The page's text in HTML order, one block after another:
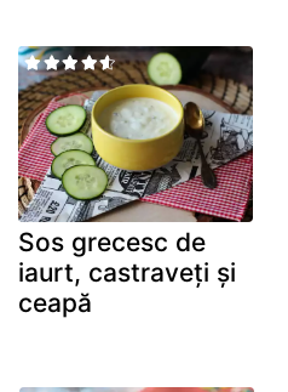
Sos grecesc de
iaurt, castraveți și
ceapă